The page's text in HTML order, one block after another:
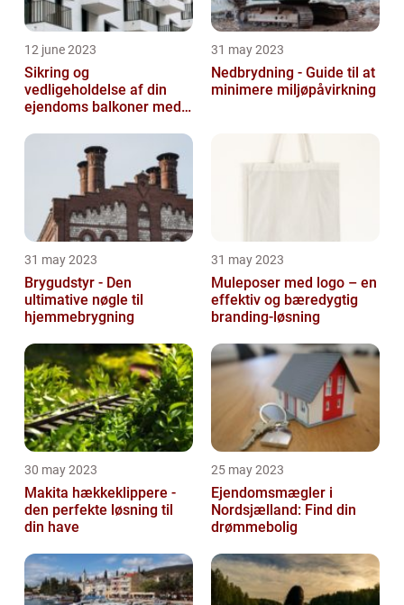
12 june 2023
Sikring og
vedligeholdelse af din
ejendoms balkoner med
31 may 2023
Nedbrydning - Guide til at
minimere miljøpåvirkning
31 may 2023
Brygudstyr - Den
ultimative nøgle til
hjemmebrygning
31 may 2023
Muleposer med logo – en
effektiv og bæredygtig
branding-løsning
30 may 2023
Makita hækkeklippere -
den perfekte løsning til
din have
25 may 2023
Ejendomsmægler i
Nordsjælland: Find din
drømmebolig